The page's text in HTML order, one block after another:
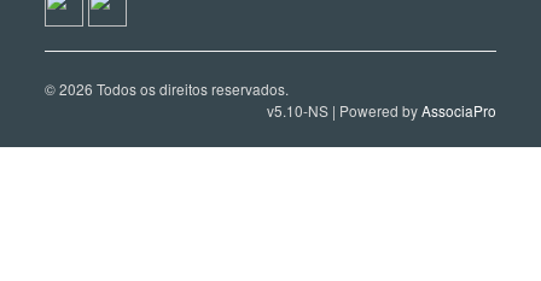
© 2026 Todos os direitos reservados.
v5.10-NS | Powered byAssociaPro